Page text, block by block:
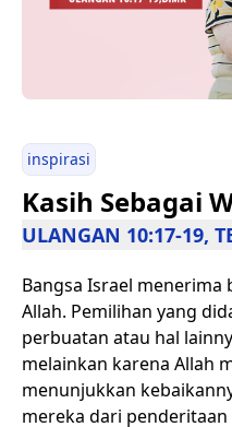
inspirasi
Kasih Sebagai
ULANGAN 10:17-19,
Bangsa Israel
Allah. Pemilihan yang
perbuatan atau hal
melainkan karena Allah
menunjukkan
mereka dari